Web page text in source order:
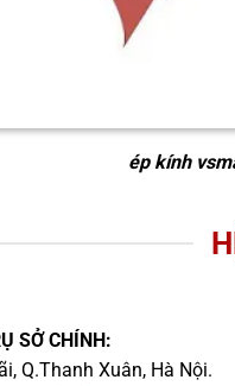
ép kính
SỞ CHÍNH:
Q.Thanh Xuân, Hà Nội.